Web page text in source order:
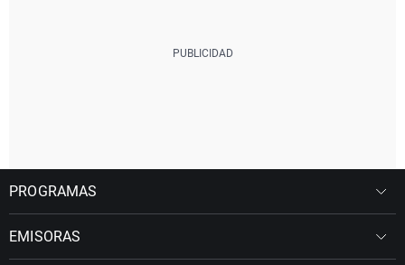
PROGRAMAS
EMISORAS